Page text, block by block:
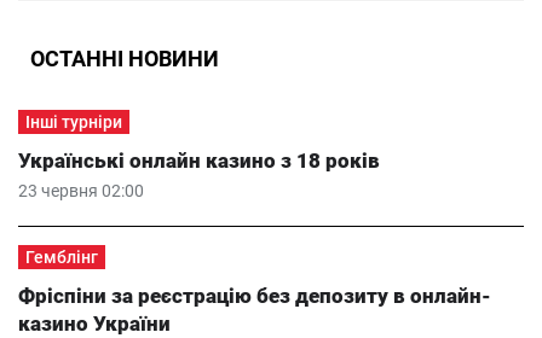
ОСТАННІ НОВИНИ
Інші турніри
23 червня 02:00
Українські онлайн казино з 18 років
Гемблінг
Фріспіни за реєстрацію без депозиту в онлайн-
казино України